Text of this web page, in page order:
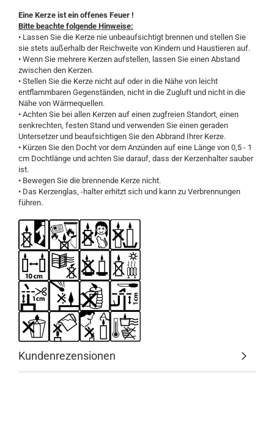
Eine Kerze ist ein offenes Feuer !
Bitte beachte folgende Hinweise:
• Lassen Sie die Kerze nie unbeaufsichtigt brennen und stellen Sie
sie stets außerhalb der Reichweite von Kindern und Haustieren auf.
• Wenn Sie mehrere Kerzen aufstellen, lassen Sie einen Abstand
zwischen den Kerzen.
• Stellen Sie die Kerze nicht auf oder in die Nähe von leicht
entflammbaren Gegenständen, nicht in die Zugluft und nicht in die
Nähe von Wärmequellen.
• Achten Sie bei allen Kerzen auf einen zugfreien Standort, einen
senkrechten, festen Stand und verwenden Sie einen geraden
Untersetzer und beaufsichtigen Sie den Abbrand Ihrer Kerze.
• Kürzen Sie den Docht vor dem Anzünden auf eine Länge von 0,5 - 1
cm Dochtlänge und achten Sie darauf, dass der Kerzenhalter sauber
ist.
• Bewegen Sie die brennende Kerze nicht.
• Das Kerzenglas, -halter erhitzt sich und kann zu Verbrennungen
führen.
Kundenrezensionen